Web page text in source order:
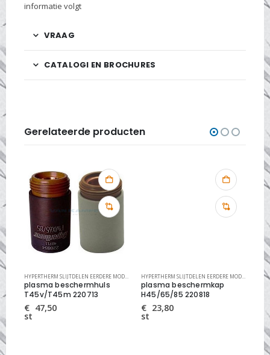
informatie volgt
VRAAG
CATALOGI EN BROCHURES
Gerelateerde producten
,PLASMA SLIJTDELEN,PLASMA SNIJSYSTEMEN ,PLASMA SLIJTDELEN,PLASMA SNIJSYSTEMEN
plasma beschermhuls
T45v/T45m 220713
€ 47,50
st
plasma beschermkap
H45/65/85 220818
€ 23,80
st